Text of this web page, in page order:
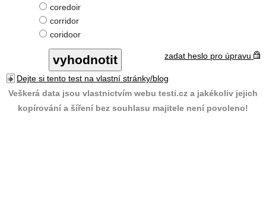
coredoir
corridor
coridoor
zadat heslo pro úpravu
Dejte si tento test na vlastní stránky/blog
Veškerá data jsou vlastnictvím webu testi.cz a jakékoliv jejich
kopírování a šíření bez souhlasu majitele není povoleno!